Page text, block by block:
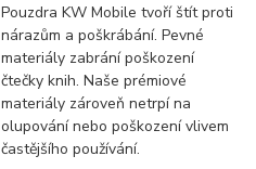
Pouzdra KW Mobile tvoří štít proti
nárazům a poškrábání. Pevné
materiály zabrání poškození
čtečky knih. Naše prémiové
materiály zároveň netrpí na
olupování nebo poškození vlivem
častějšího používání.